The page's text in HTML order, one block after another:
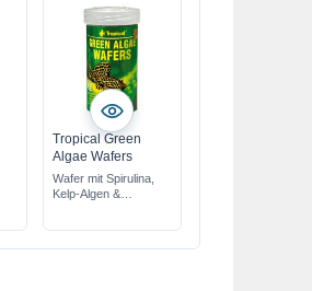
Tropical Green
Algae Wafers
Wafer mit Spirulina,
Kelp-Algen &